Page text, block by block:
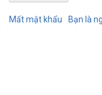
Mất mật khẩu Bạn là